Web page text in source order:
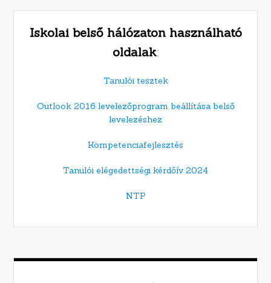
Iskolai belső hálózaton használható
oldalak:
Tanulói tesztek
Outlook 2016 levelezőprogram beállítása belső
levelezéshez
Kompetenciafejlesztés
Tanulói elégedettségi kérdőív 2024
NTP